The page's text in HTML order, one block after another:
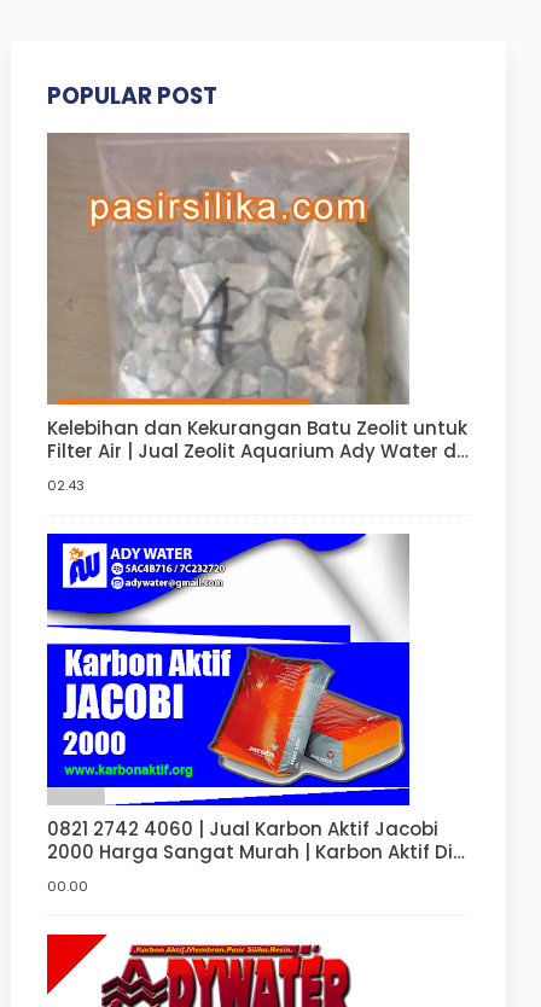
POPULAR POST
Kelebihan dan Kekurangan Batu Zeolit untuk
Filter Air | Jual Zeolit Aquarium Ady Water di
Jakarta Barat
02.43
0821 2742 4060 | Jual Karbon Aktif Jacobi
2000 Harga Sangat Murah | Karbon Aktif Di
Bandung | Jakarta | Surabaya | Bekasi
00.00